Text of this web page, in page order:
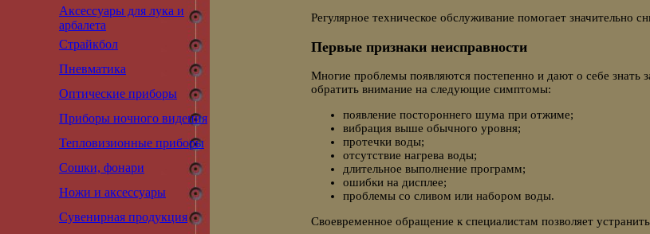
Аксессуары для лука и
арбалета
Страйкбол
Пневматика
Оптические приборы
Приборы ночного видения
Тепловизионные приборы
Сошки, фонари
Ножи и аксессуары
Сувенирная продукция
Регулярное техническое обслуживание помогает значительно
Первые признаки неисправности
Многие проблемы появляются постепенно и дают о себе знать
обратить внимание на следующие симптомы:
появление постороннего шума при отжиме;
вибрация выше обычного уровня;
протечки воды;
отсутствие нагрева воды;
длительное выполнение программ;
ошибки на дисплее;
проблемы со сливом или набором воды.
Своевременное обращение к специалистам позволяет